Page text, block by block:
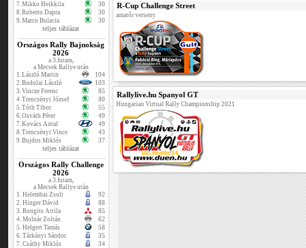
7.Mikko Heikkila
30
8.Roberto Dapra
30
9.Marco Bulacia 30
teljes táblázat
Országos Rally Bajnokság
2026
a 3.futam,
a Mecsek Rallye után
1.László Martin
104
2.Bodolai László
103
3.Vincze Ferenc
85
4.Trencsényi József
80
5.Tóth Tibor
55
6.Osváth Péter
49
7.Kovács Antal
49
8.Trencsényi Vince
43
9.Bujdos Miklós 37
teljes táblázat
Országos Rally Challenge
2026
a 3.futam,
a Mecsek Rallye után
1. Helembai Zsolt
92
2. Hinger Dávid
88
3. Rongits Attila
85
4. Molnár Zoltán
62
5. Helgert Tamás
58
6. Tárkányi Sándor
35
7. Csáthy Miklós
34
R-Cup Challenge Street
amatőr verseny
Rallylive.hu Spanyol GT
Hungarian Virtual Rally Championship 2021